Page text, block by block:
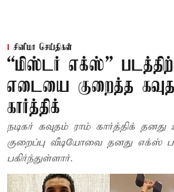
சினிமா செய்திகள்
“மிஸ்டர் எக்ஸ்”
எடையை குறைத்த
கார்த்திக்
நடிகர் கவுதம் ராம் கார்த்திக்
குறைப்பு வீடியோவை தனது எக்ஸ்
பகிர்ந்துள்ளார்.